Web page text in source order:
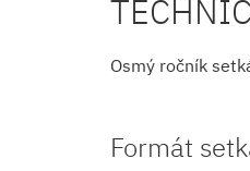
Osmý ročník
Formát